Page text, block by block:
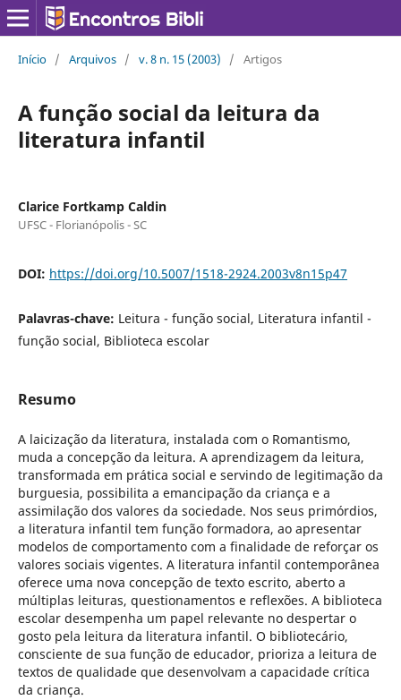
Início / Arquivos / v. 8 n. 15 (2003) / Artigos
A função social da leitura da
literatura infantil
Clarice Fortkamp Caldin
UFSC - Florianópolis - SC
DOI: https://doi.org/10.5007/1518-2924.2003v8n15p47
Palavras-chave: Leitura - função social, Literatura infantil -
função social, Biblioteca escolar
Resumo
A laicização da literatura, instalada com o Romantismo,
muda a concepção da leitura. A aprendizagem da leitura,
transformada em prática social e servindo de legitimação da
burguesia, possibilita a emancipação da criança e a
assimilação dos valores da sociedade. Nos seus primórdios,
a literatura infantil tem função formadora, ao apresentar
modelos de comportamento com a finalidade de reforçar os
valores sociais vigentes. A literatura infantil contemporânea
oferece uma nova concepção de texto escrito, aberto a
múltiplas leituras, questionamentos e reflexões. A biblioteca
escolar desempenha um papel relevante no despertar o
gosto pela leitura da literatura infantil. O bibliotecário,
consciente de sua função de educador, prioriza a leitura de
textos de qualidade que desenvolvam a capacidade crítica
da criança.